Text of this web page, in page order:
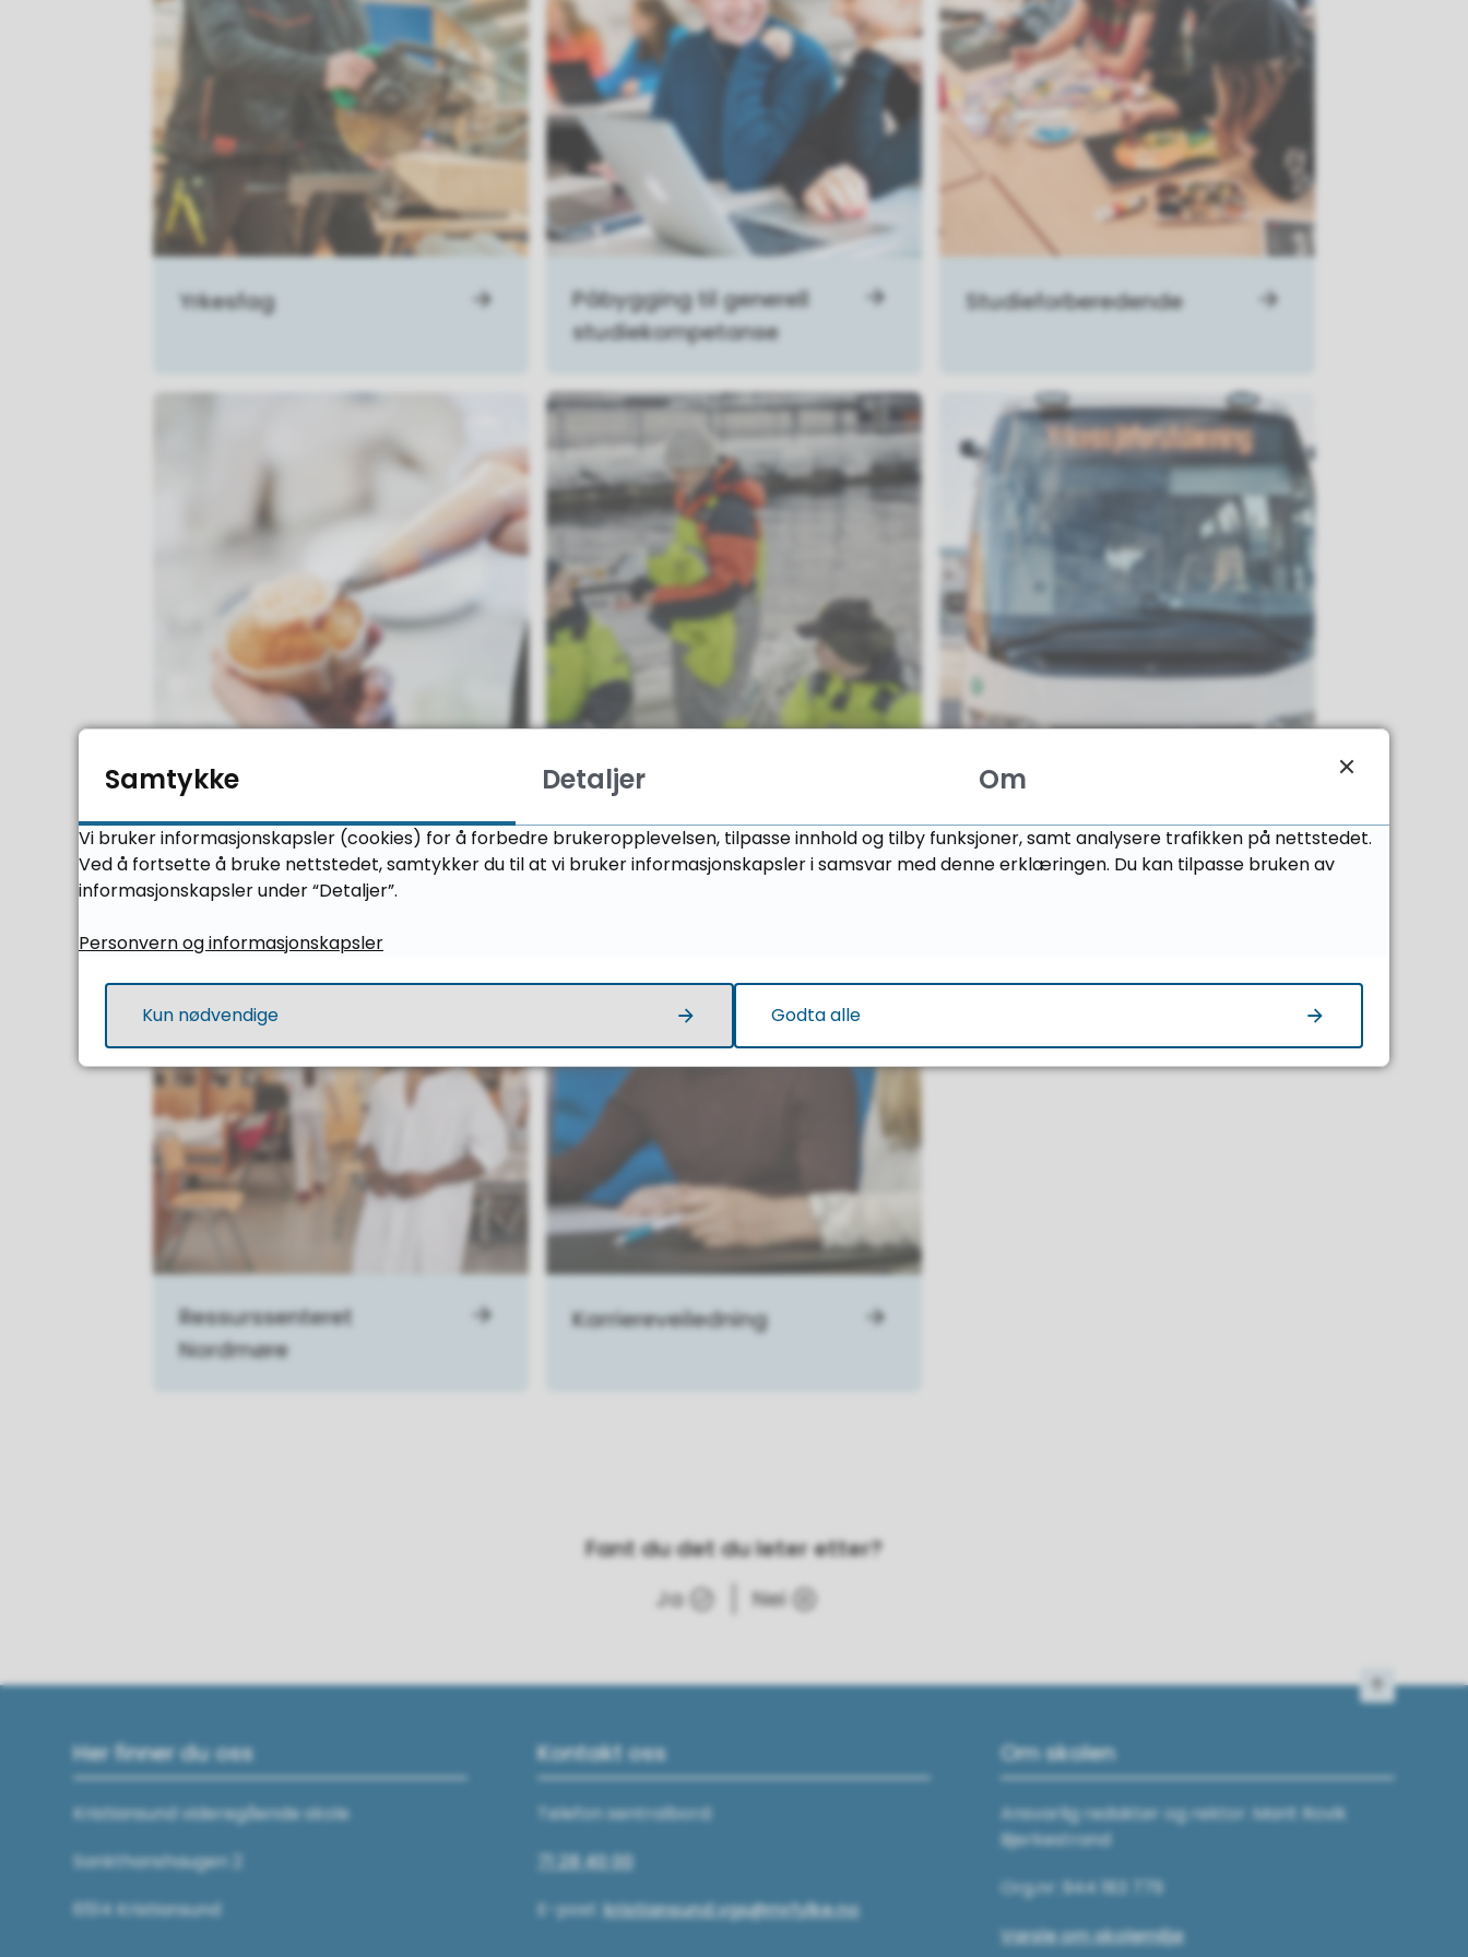
Yrkesfag
Påbygging til generell
studiekompetanse
Studieforberedende
Ressurssenteret
Nordmøre
Karriereveiledning
Fant du det du leter etter?
Ja
Nei
Her finner du oss
Kristiansund videregående skole
Sankthanshaugen 2
6514 Kristiansund
Kontakt oss
Telefon sentralbord:
71 28 40 00
E-post:kristiansund.vgs@mrfylke.no
Om skolen
Ansvarlig redaktør og rektor: Marit Rovik
Bjerkestrand
Org.nr: 944 183 779
Varsle om skolemiljø
Til toppen
Samtykke Detaljer Om
Vi bruker informasjonskapsler (cookies) for å forbedre brukeropplevelsen, tilpasse innhold og tilby funksjoner, samt analysere trafikken på nettstedet.
Ved å fortsette å bruke nettstedet, samtykker du til at vi bruker informasjonskapsler i samsvar med denne erklæringen. Du kan tilpasse bruken av
informasjonskapsler under “Detaljer”.
Personvern og informasjonskapsler
Kun nødvendige Godta alle